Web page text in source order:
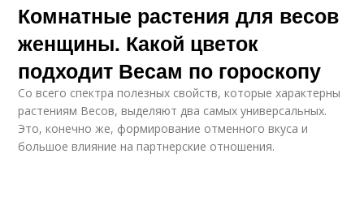
Комнатные растения для весов
женщины. Какой цветок
подходит Весам по гороскопу
Со всего спектра полезных свойств, которые характерны
растениям Весов, выделяют два самых универсальных.
Это, конечно же, формирование отменного вкуса и
большое влияние на партнерские отношения.